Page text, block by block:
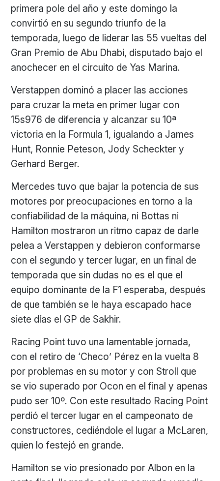
primera pole del año y este domingo la
convirtió en su segundo triunfo de la
temporada, luego de liderar las 55 vueltas del
Gran Premio de Abu Dhabi, disputado bajo el
anochecer en el circuito de Yas Marina.
Verstappen dominó a placer las acciones
para cruzar la meta en primer lugar con
15s976 de diferencia y alcanzar su 10ª
victoria en la Formula 1, igualando a James
Hunt, Ronnie Peteson, Jody Scheckter y
Gerhard Berger.
Mercedes tuvo que bajar la potencia de sus
motores por preocupaciones en torno a la
confiabilidad de la máquina, ni Bottas ni
Hamilton mostraron un ritmo capaz de darle
pelea a Verstappen y debieron conformarse
con el segundo y tercer lugar, en un final de
temporada que sin dudas no es el que el
equipo dominante de la F1 esperaba, después
de que también se le haya escapado hace
siete días el GP de Sakhir.
Racing Point tuvo una lamentable jornada,
con el retiro de ‘Checo’ Pérez en la vuelta 8
por problemas en su motor y con Stroll que
se vio superado por Ocon en el final y apenas
pudo ser 10º. Con este resultado Racing Point
perdió el tercer lugar en el campeonato de
constructores, cediéndole el lugar a McLaren,
quien lo festejó en grande.
Hamilton se vio presionado por Albon en la